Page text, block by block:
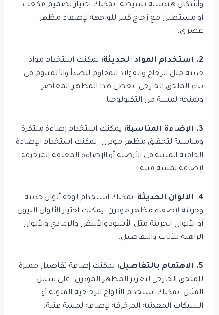
وأشكال هندسية بسيطة. يمكنك اختيار تصميم مكعب
أو مستطيل مع زجاج كبير للواجهة لإضفاء مظهر
عصري.
2. استخدام المواد الحديثة:
يمكنك استخدام مواد
حديثة مثل الزجاج والفولاذ المقاوم للصدأ والألمنيوم في
بناء الملحق الخارجي. يعطي هذا المظهر المعاصر
ويمنحه لمسة من التكنولوجيا.
3. الإضاءة المناسبة:
يمكنك استخدام إضاءة مبتكرة
ومناسبة لتحقيق مظهر مودرن. يمكنك استخدام الإضاءة
الخافتة المثبتة في الأرضية أو الإضاءة المعلقة المزخرفة
لإضافة لمسة فنية.
4. الألوان الحديثة
: يمكنك استخدام لوحة ألوان حديثة
وجريئة لإضفاء مظهر مودرن. يمكنك اختيار الألوان النيون
أو الألوان الجريئة مثل الأسود والأبيض والرمادي والألوان
الزاهية للأثاث والتفاصيل.
5. الاهتمام بالتفاصيل:
يمكنك إضافة تفاصيل مميزة
للملحق الخارجي لتعزيز المظهر المودرن. على سبيل
المثال، يمكنك استخدام الألواح الزجاجية الملونة أو
الشبكات المعدنية المزخرفة لإضافة لمسة فنية.